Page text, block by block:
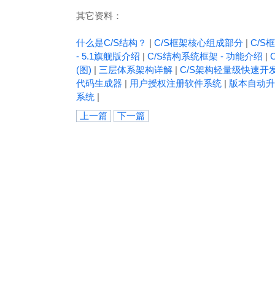
其它资料：
什么是C/S结构？ | C/S框架核心组成部分 | C/S
- 5.1旗舰版介绍 | C/S结构系统框架 - 功能介绍 |
(图) | 三层体系架构详解 | C/S架构轻量级快速开
代码生成器 | 用户授权注册软件系统 | 版本自动
系统 |
上一篇
下一篇